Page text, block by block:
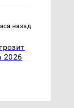
назад
2026